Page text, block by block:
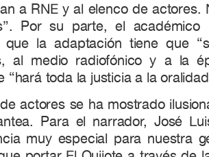
a RNE y al elenco de actores.
Por su parte, el académico
que la adaptación tiene que
al medio radiofónico y a la
“hará toda la justicia a la
actores se ha mostrado
Para el narrador, José
muy especial para nuestra